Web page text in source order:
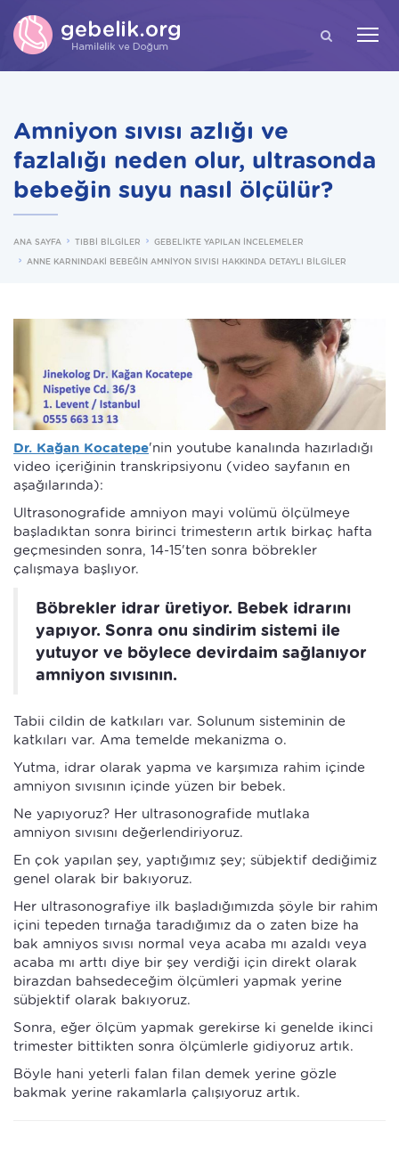
Amniyon sıvısı azlığı ve
fazlalığı neden olur, ultrasonda
bebeğin suyu nasıl ölçülür?
ANA SAYFA TIBBİ BİLGİLER
GEBELİKTE YAPILAN İNCELEMELER
ANNE KARNINDAKİ BEBEĞİN AMNİYON SIVISI HAKKINDA DETAYLI BİLGİLER
Dr. Kağan Kocatepe'nin youtube kanalında hazırladığı
video içeriğinin transkripsiyonu (video sayfanın en
aşağılarında):
Ultrasonografide amniyon mayi volümü ölçülmeye
başladıktan sonra birinci trimesterın artık birkaç hafta
geçmesinden sonra, 14-15'ten sonra böbrekler
çalışmaya başlıyor.
Böbrekler idrar üretiyor. Bebek idrarını
yapıyor. Sonra onu sindirim sistemi ile
yutuyor ve böylece devirdaim sağlanıyor
amniyon sıvısının.
Tabii cildin de katkıları var. Solunum sisteminin de
katkıları var. Ama temelde mekanizma o.
Yutma, idrar olarak yapma ve karşımıza rahim içinde
amniyon sıvısının içinde yüzen bir bebek.
Ne yapıyoruz? Her ultrasonografide mutlaka
amniyon sıvısını değerlendiriyoruz.
En çok yapılan şey, yaptığımız şey; sübjektif dediğimiz
genel olarak bir bakıyoruz.
Her ultrasonografiye ilk başladığımızda şöyle bir rahim
içini tepeden tırnağa taradığımız da o zaten bize ha
bak amniyos sıvısı normal veya acaba mı azaldı veya
acaba mı arttı diye bir şey verdiği için direkt olarak
birazdan bahsedeceğim ölçümleri yapmak yerine
sübjektif olarak bakıyoruz.
Sonra, eğer ölçüm yapmak gerekirse ki genelde ikinci
trimester bittikten sonra ölçümlerle gidiyoruz artık.
Böyle hani yeterli falan filan demek yerine gözle
bakmak yerine rakamlarla çalışıyoruz artık.